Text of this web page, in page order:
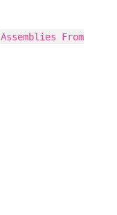
Assemblies From